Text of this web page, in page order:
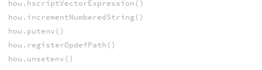
hou.hscriptVectorExpression()
hou.incrementNumberedString()
hou.putenv()
hou.registerOpdefPath()
hou.unsetenv()